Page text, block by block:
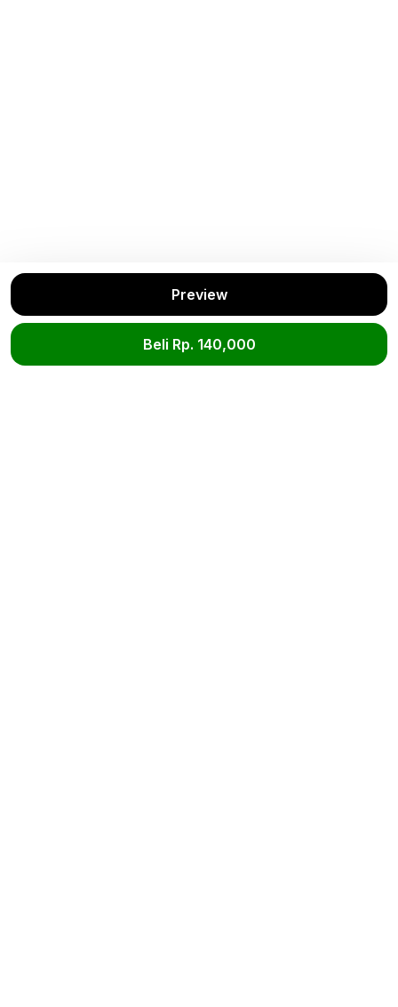
Preview
Beli Rp. 140,000